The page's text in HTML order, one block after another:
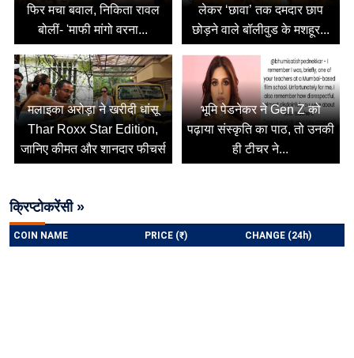
फिर मचा बवाल, निकिता रावल
बोलीं- 'माफी मांगो वरना...
लेकर ‘छावा’ तक दमदार छाप
छोड़ने वाले बॉलीवुड के मशहूर...
मलाइका अरोड़ा ने खरीदी धांसू
Thar Roxx Star Edition,
जानिए कीमत और शानदार फीचर्स
भूमि पेडनेकर ने Gen Z को
पढ़ाया संस्कृति का पाठ, तो उनकी
ही टीचर ने...
क्रिप्टोकरेंसी »